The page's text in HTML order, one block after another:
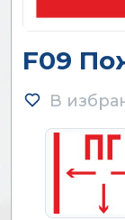
F09
В